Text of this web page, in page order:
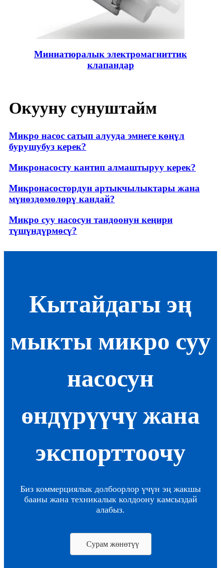
Миниатюралык электромагниттик
клапандар
Окууну сунуштайм
Микро насос сатып алууда эмнеге көңүл
бурушубуз керек?
Микронасосту кантип алмаштыруу керек?
Микронасостордун артыкчылыктары жана
мүнөздөмөлөрү кандай?
Микро суу насосун тандоонун кеңири
түшүндүрмөсү?
Кытайдагы эң
мыкты микро суу
насосун
өндүрүүчү жана
экспорттоочу
Биз коммерциялык долбоорлор үчүн эң жакшы
бааны жана техникалык колдоону камсыздай
алабыз.
Сурам жөнөтүү